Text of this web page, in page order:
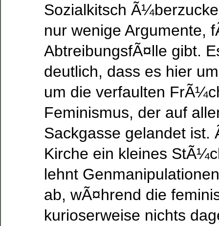
Sozialkitsch
nur wenige Argumente,
AbtreibungsfÃ¤lle gibt.
deutlich, dass es hier
um die verfaulten
Feminismus, der auf
Sackgasse gelandet
Kirche ein kleines
lehnt
ab, wÃ¤hrend die
kurioserweise nichts